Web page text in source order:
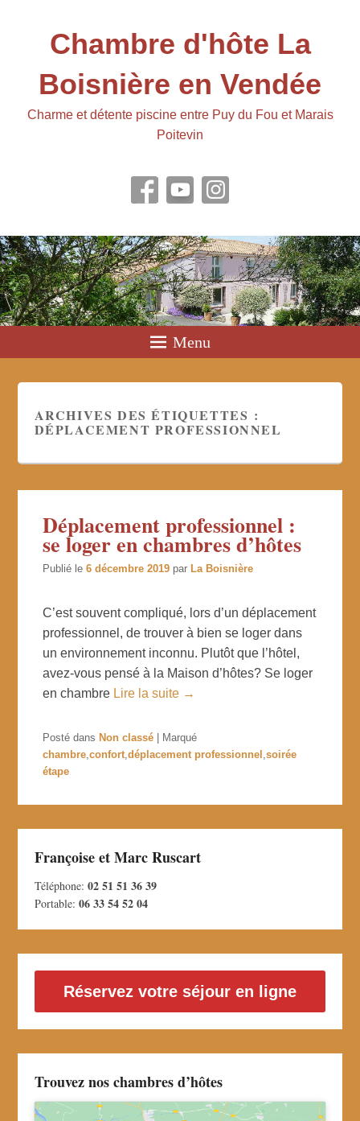
Chambre d'hôte La
Boisnière en Vendée
Charme et détente piscine entre Puy du Fou et Marais
Poitevin
Menu
ARCHIVES DES ÉTIQUETTES :
DÉPLACEMENT PROFESSIONNEL
Déplacement professionnel :
se loger en chambres d’hôtes
Publié le6 décembre 2019 par La Boisnière
C’est souvent compliqué, lors d’un déplacement
professionnel, de trouver à bien se loger dans
un environnement inconnu. Plutôt que l’hôtel,
avez-vous pensé à la Maison d’hôtes? Se loger
en chambre Lire la suite →
Posté dans Non classé
Marqué
chambre ,confort ,déplacement professionnel ,soirée
étape
Françoise et Marc Ruscart
Téléphone:02 51 51 36 39
Portable:06 33 54 52 04
Réservez votre séjour en ligne
Trouvez nos chambres d’hôtes